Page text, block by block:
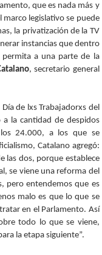
que es nada más y
legislativo se puede
la privatización de la TV
instancias que dentro
a una parte de la
, secretario general
de lxs Trabajadorxs del
la cantidad de despidos
24.000, a los que se
Catalano agregó:
las dos, porque establece
se viene una reforma del
pero entendemos que es
malo es que lo que se
en el Parlamento. Así
todo lo que se viene,
la etapa siguiente”.